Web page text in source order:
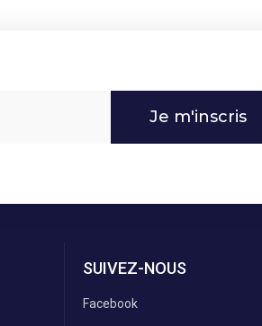
Je m'inscris
SUIVEZ-NOUS
Facebook